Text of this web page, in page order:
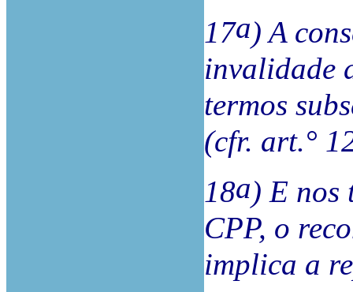
17a) A
invalidade
termos
(cfr. art.°
18a) E nos
CPP, o
implica a